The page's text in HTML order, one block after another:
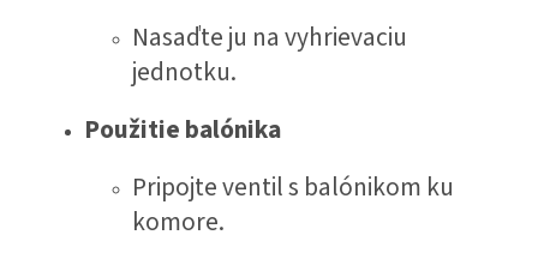
Nasaďte ju na vyhrievaciu
jednotku.
Použitie balónika
Pripojte ventil s balónikom ku
komore.